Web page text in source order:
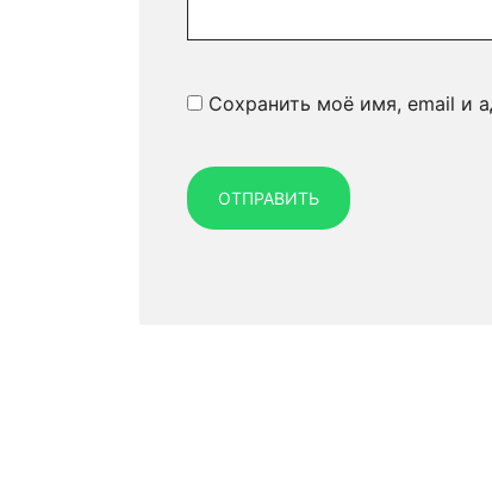
Сохранить моё имя, email и